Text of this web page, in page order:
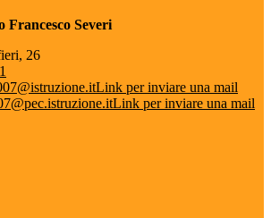
Francesco Severi
26
Link per inviare una mail
Link per inviare una mail